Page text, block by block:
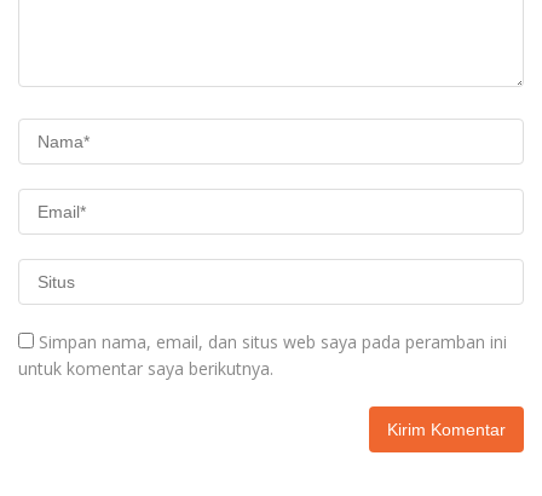
Simpan nama, email, dan situs web saya pada peramban ini
untuk komentar saya berikutnya.